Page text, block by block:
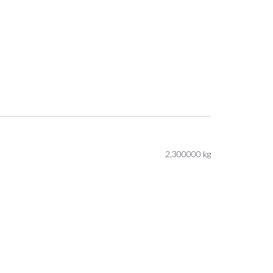
2,300000 kg